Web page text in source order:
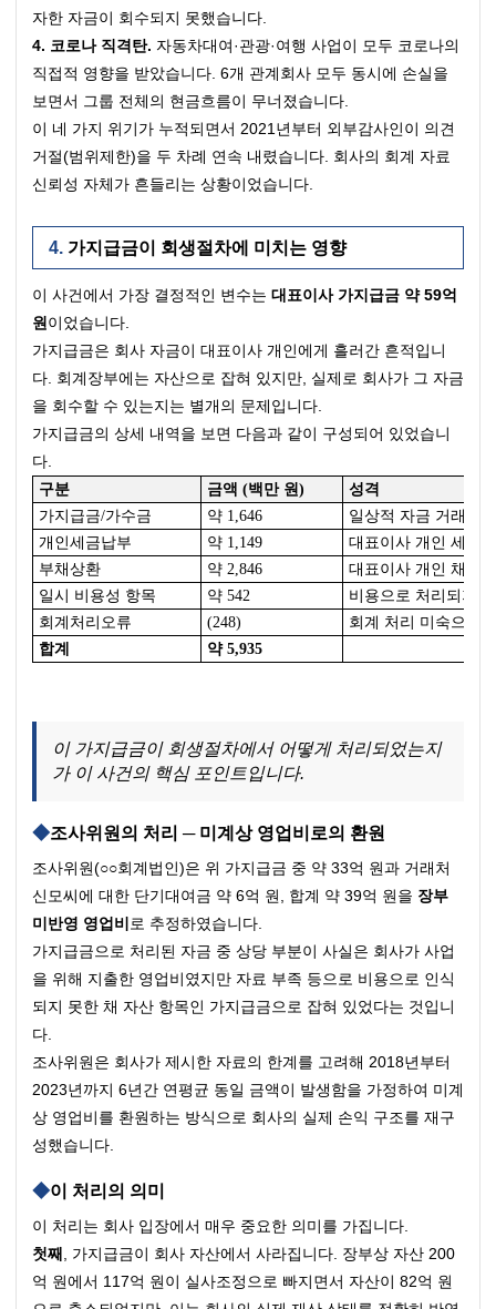
자한 자금이 회수되지 못했습니다.
4. 코로나 직격탄. 자동차대여·관광·여행 사업이 모두 코로나의
직접적 영향을 받았습니다. 6개 관계회사 모두 동시에 손실을
보면서 그룹 전체의 현금흐름이 무너졌습니다.
이 네 가지 위기가 누적되면서 2021년부터 외부감사인이 의견
거절(범위제한)을 두 차례 연속 내렸습니다. 회사의 회계 자료
신뢰성 자체가 흔들리는 상황이었습니다.
가지급금이 회생절차에 미치는 영향
이 사건에서 가장 결정적인 변수는 대표이사 가지급금 약 59억
원 이었습니다.
가지급금은 회사 자금이 대표이사 개인에게 흘러간 흔적입니
다. 회계장부에는 자산으로 잡혀 있지만, 실제로 회사가 그 자금
을 회수할 수 있는지는 별개의 문제입니다.
가지급금의 상세 내역을 보면 다음과 같이 구성되어 있었습니
다.
구분 금액 (백만 원)
성격
가지급금/가수금
약 1,646
일상적 자금 거래
개인세금납부
약 1,149
대표이사 개인 세금
부채상환
약 2,846
대표이사 개인 채무
일시 비용성 항목
약 542
비용으로 처리되지
회계처리오류
(248)
회계 처리 미숙으로
합계
약 5,935
이 가지급금이 회생절차에서 어떻게 처리되었는지
가 이 사건의 핵심 포인트입니다.
조사위원의 처리 ─ 미계상 영업비로의 환원
조사위원(○○회계법인)은 위 가지급금 중 약 33억 원과 거래처
신모씨에 대한 단기대여금 약 6억 원, 합계 약 39억 원을 장부
미반영 영업비 로 추정하였습니다.
가지급금으로 처리된 자금 중 상당 부분이 사실은 회사가 사업
을 위해 지출한 영업비였지만 자료 부족 등으로 비용으로 인식
되지 못한 채 자산 항목인 가지급금으로 잡혀 있었다는 것입니
다.
조사위원은 회사가 제시한 자료의 한계를 고려해 2018년부터
2023년까지 6년간 연평균 동일 금액이 발생함을 가정하여 미계
상 영업비를 환원하는 방식으로 회사의 실제 손익 구조를 재구
성했습니다.
이 처리의 의미
이 처리는 회사 입장에서 매우 중요한 의미를 가집니다.
첫째
, 가지급금이 회사 자산에서 사라집니다. 장부상 자산 200
억 원에서 117억 원이 실사조정으로 빠지면서 자산이 82억 원